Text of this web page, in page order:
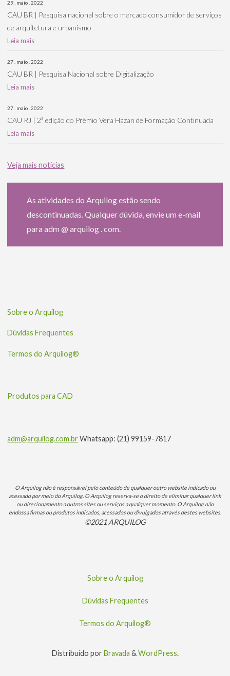
29 . maio . 2022
CAU BR | Pesquisa nacional sobre o mercado consumidor de serviços
de arquitetura e urbanismo
Leia mais
27 . maio . 2022
CAU BR | Pesquisa Nacional sobre Digitalização
Leia mais
27 . maio . 2022
CAU RJ | 2ª edição do Prêmio Vera Hazan de Formação Continuada
Leia mais
Veja mais notícias
As atividades do Arquilog estão sendo
descontinuadas. Qualquer dúvida, envie um e-mail
para adm @ arquilog . com.
Sobre o Arquilog
Dúvidas Frequentes
Termos do Arquilog®
Produtos para CAD
adm@arquilog.com.brWhatsapp: (21) 99159-7817
O Arquilog não é responsável pelo conteúdo de qualquer outro website indicado ou
acessado por meio do Arquilog. O Arquilog reserva-se o direito de eliminar qualquer link
ou direcionamento a outros sites ou serviços a qualquer momento. O Arquilog não
endossa firmas ou produtos indicados, acessados ou divulgados através destes websites.
©2021 ARQUILOG
Sobre o Arquilog
Dúvidas Frequentes
Termos do Arquilog®
Distribuído por Bravada &WordPress.